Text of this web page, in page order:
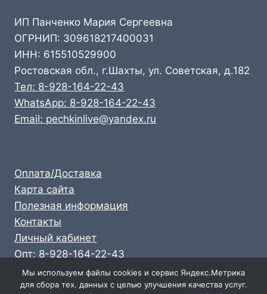
ИП Панченко Мария Сергеевна
ОГРНИП: 309618217400031
ИНН: 615510529900
Ростовская обл., г.Шахты, ул. Советская, д.182
Тел: 8-928-164-22-43
WhatsApp: 8-928-164-22-43
Email: pechkinlive@yandex.ru
Оплата/Доставка
Карта сайта
Полезная информация
Контакты
Личный кабинет
Опт: 8-928-164-22-43
Розница: 8-989-711-58-47
Мы используем файлы cookies и сервис Яндекс.Метрика
для сбора тех. данных с целью улучшения качества услуг.